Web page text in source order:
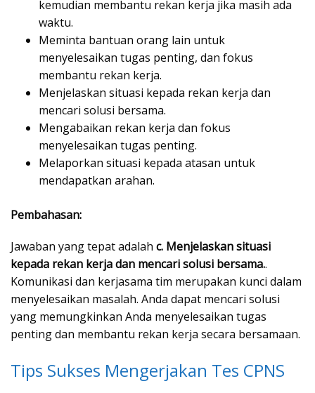
kemudian membantu rekan kerja jika masih ada
waktu.
Meminta bantuan orang lain untuk
menyelesaikan tugas penting, dan fokus
membantu rekan kerja.
Menjelaskan situasi kepada rekan kerja dan
mencari solusi bersama.
Mengabaikan rekan kerja dan fokus
menyelesaikan tugas penting.
Melaporkan situasi kepada atasan untuk
mendapatkan arahan.
Pembahasan:
Jawaban yang tepat adalah c. Menjelaskan situasi
kepada rekan kerja dan mencari solusi bersama..
Komunikasi dan kerjasama tim merupakan kunci dalam
menyelesaikan masalah. Anda dapat mencari solusi
yang memungkinkan Anda menyelesaikan tugas
penting dan membantu rekan kerja secara bersamaan.
Tips Sukses Mengerjakan Tes CPNS